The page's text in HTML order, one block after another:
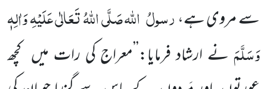
سے مروی ہے،رسولُ اللّٰہصَلَّی اللّٰہُ تَعَالٰی عَلَیْہِ وَاٰلِہٖ
وَسَلَّمَنے ارشاد فرمایا:’’معراج کی رات میں کچھ